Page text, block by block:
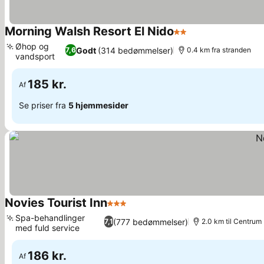
Morning Walsh Resort El Nido2 Stjerner
7,6Godt (314 bedømmelser)
Øhop og
vandsport
0.4 km fra stranden
Af 185 kr.
Se priser fra 5 hjemmesider
Novies Tourist Inn3 Stjerner
7,1(777 bedømmelser)
Spa-behandlinger
med fuld service
2.0 km til Centrum
Af 186 kr.